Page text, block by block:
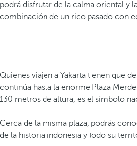
podrá disfrutar de la calma oriental y
combinación de un rico pasado con
Quienes viajen a Yakarta tienen que
continúa hasta la enorme Plaza
130 metros de altura, es el símbolo
Cerca de la misma plaza, podrás
de la historia indonesia y todo su